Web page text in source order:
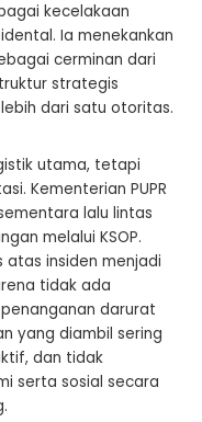
kecelakaan
Ia menekankan
cerminan dari
strategis
dari satu otoritas.
utama, tetapi
Kementerian PUPR
lalu lintas
melalui KSOP.
atas insiden menjadi
tidak ada
darurat
yang diambil sering
dan tidak
serta sosial secara